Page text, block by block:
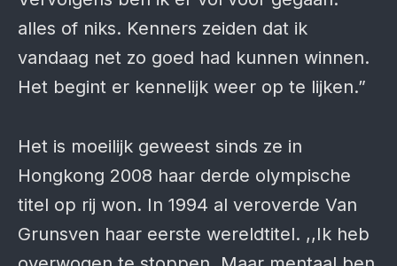
alles of niks. Kenners zeiden dat ik
vandaag net zo goed had kunnen winnen.
Het begint er kennelijk weer op te lijken.”
Het is moeilijk geweest sinds ze in
Hongkong 2008 haar derde olympische
titel op rij won. In 1994 al veroverde Van
Grunsven haar eerste wereldtitel. ,,Ik heb